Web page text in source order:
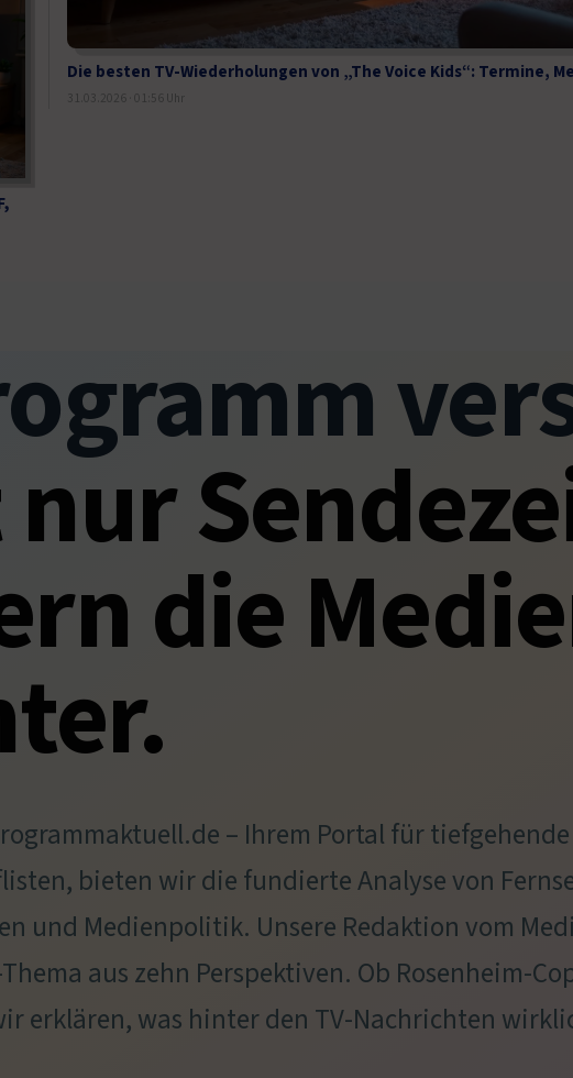
Die besten TV-Wiederholungen von „The Voice Kids“: Termine,
31.03.2026 · 01:56 Uhr
die
– Ihrem Portal für
bieten wir die fundierte Analyse von
und Medienpolitik. Unsere Redaktion vom
aus zehn Perspektiven. Ob Rosenheim-
erklären, was hinter den TV-Nachrichten